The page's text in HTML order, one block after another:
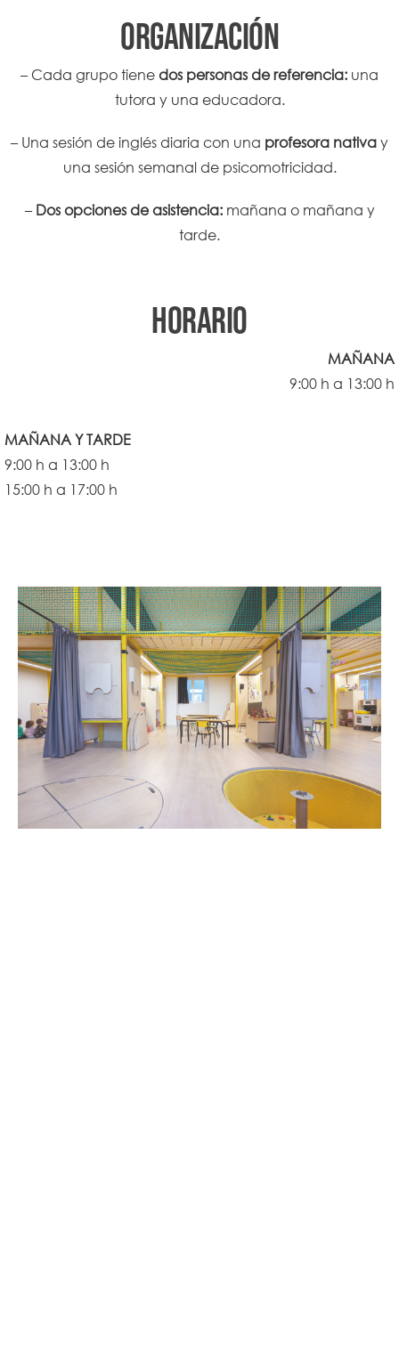
ORGANIZACIÓN
– Cada grupo tiene dos personas de referencia: una
tutora y una educadora.
– Una sesión de inglés diaria con una profesora nativay
una sesión semanal de psicomotricidad.
– Dos opciones de asistencia:mañana o mañana y
tarde.
HORARIO
MAÑANA
9:00 h a 13:00 h
MAÑANA Y TARDE
9:00 h a 13:00 h
15:00 h a 17:00 h